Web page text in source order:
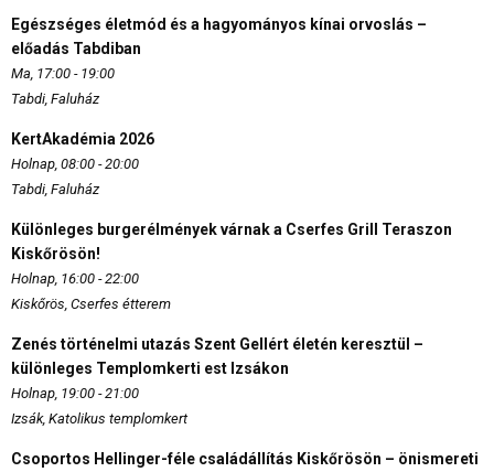
Egészséges életmód és a hagyományos kínai orvoslás –
előadás Tabdiban
Ma, 17:00 - 19:00
Tabdi, Faluház
KertAkadémia 2026
Holnap, 08:00 - 20:00
Tabdi, Faluház
Különleges burgerélmények várnak a Cserfes Grill Teraszon
Kiskőrösön!
Holnap, 16:00 - 22:00
Kiskőrös, Cserfes étterem
Zenés történelmi utazás Szent Gellért életén keresztül –
különleges Templomkerti est Izsákon
Holnap, 19:00 - 21:00
Izsák, Katolikus templomkert
Csoportos Hellinger-féle családállítás Kiskőrösön – önismereti